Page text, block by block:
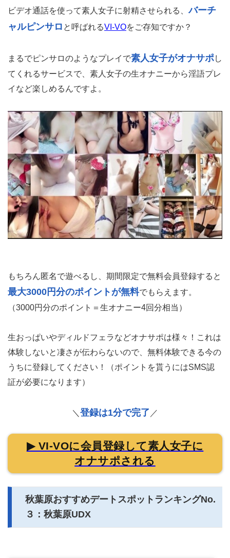
ビデオ通話を使って素人女子に射精させられる、バーチ
ャルピンサロ と呼ばれるVI-VOをご存知ですか？
まるでピンサロのようなプレイで素人女子がオナサポし
てくれるサービスで、素人女子の生オナニーから淫語プレ
イなど楽しめるんですよ。
もちろん匿名で遊べるし、期間限定で無料会員登録すると
最大3000円分のポイントが無料でもらえます。
（3000円分のポイント＝生オナニー4回分相当）
生おっぱいやディルドフェラなどオナサポは様々！これは
体験しないと凄さが伝わらないので、無料体験できる今の
うちに登録してください！（ポイントを貰うにはSMS認
証が必要になります）
＼ 登録は1分で完了 ／
▶ VI-VOに会員登録して素人女子に
オナサポされる
秋葉原おすすめデートスポットランキングNo.
３：秋葉原UDX